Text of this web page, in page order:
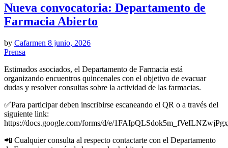
Nueva convocatoria: Departamento de
Farmacia Abierto
by Cafarmen 8 junio, 2026
Prensa
Estimados asociados, el Departamento de Farmacia está
organizando encuentros quincenales con el objetivo de evacuar
dudas y resolver consultas sobre la actividad de las farmacias.
✅Para participar deben inscribirse escaneando el QR o a través del
siguiente link:
https://docs.google.com/forms/d/e/
📲 Cualquier consulta al respecto contactarte con el Departamento